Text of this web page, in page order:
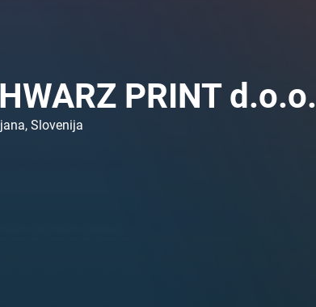
PRINT d.o.o.
Slovenija